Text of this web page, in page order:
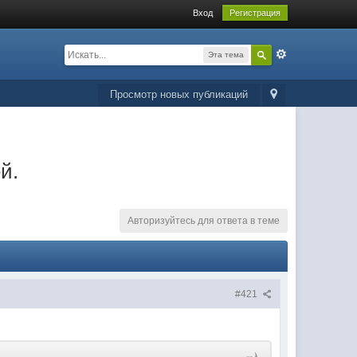
Вход Регистрация
Эта тема
Просмотр новых публикаций
Авторизуйтесь для ответа в теме
#421